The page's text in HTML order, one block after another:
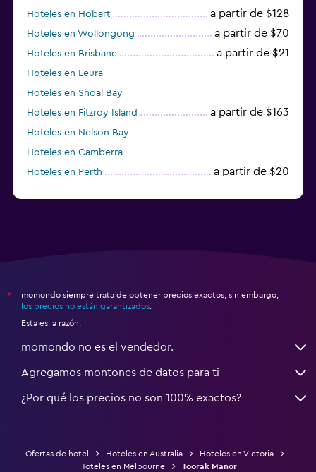
Hoteles en Hobart a partir de $128
Hoteles en Wollongong a partir de $70
Hoteles en Brisbane a partir de $21
Hoteles en Leura
Hoteles en Shoal Bay
Hoteles en Fitzroy Island
a partir de $163
Hoteles en Nelson Bay
Hoteles en Camberra
Hoteles en Perth
a partir de $20
*
momondo siempre trata de obtener precios exactos, sin embargo,
los precios no están garantizados
Esta es la razón:
momondo no es el vendedor.
Agregamos montones de datos para ti
¿Por qué los precios no son 100% exactos?
Ofertas de hotel Hoteles en Australia
Hoteles en Victoria
Hoteles en Melbourne
Toorak Manor